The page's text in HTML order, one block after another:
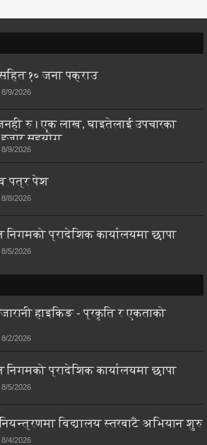
१० जना पक्राउ
8/9/2026
जनही रु। एक लाख, घाइतेलाई उपचारका
हजार सहयोग
8/9/2026
पत्र पेश
8/8/2026
प्रादेशिक कार्यालयमा छापा
8/5/2026
हाइकिङ - प्रकृति र एकताको
8/2/2026
प्रादेशिक कार्यालयमा छापा
8/5/2026
विद्यालय स्तरबाटै अभियान शुरु
8/4/2026